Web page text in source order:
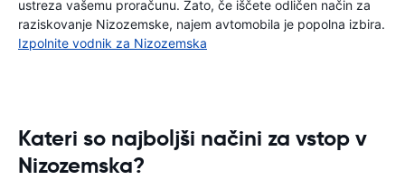
ustreza vašemu proračunu. Zato, če iščete odličen način za
raziskovanje Nizozemske, najem avtomobila je popolna izbira.
Izpolnite vodnik za Nizozemska
Kateri so najboljši načini za vstop v
Nizozemska?